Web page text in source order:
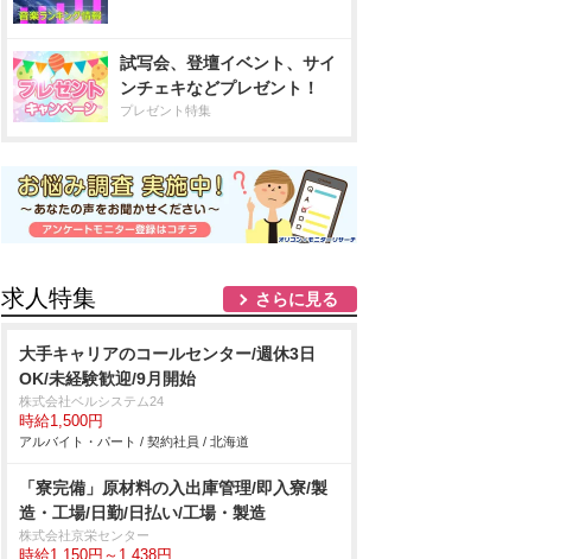
試写会、登壇イベント、サイ
ンチェキなどプレゼント！
プレゼント特集
求人特集 さらに見る
大手キャリアのコールセンター/週休3日
OK/未経験歓迎/9月開始
株式会社ベルシステム24
時給1,500円
アルバイト・パート / 契約社員 / 北海道
「寮完備」原材料の入出庫管理/即入寮/製
造・工場/日勤/日払い/工場・製造
株式会社京栄センター
時給1,150円～1,438円